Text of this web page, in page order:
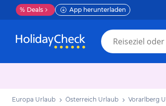
% Deals App herunterladen
Europa Urlaub Österreich Urlaub Vorarlberg